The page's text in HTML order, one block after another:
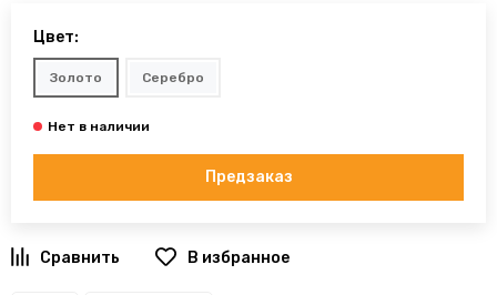
Цвет:
Золото Серебро
Предзаказ
В избранное